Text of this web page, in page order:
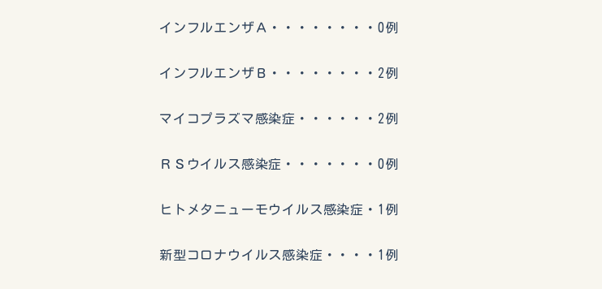
インフルエンザＡ・・・・・・・・0例
インフルエンザＢ・・・・・・・・2例
マイコプラズマ感染症・・・・・・2例
ＲＳウイルス感染症・・・・・・・0例
ヒトメタニューモウイルス感染症・1例
新型コロナウイルス感染症・・・・1例